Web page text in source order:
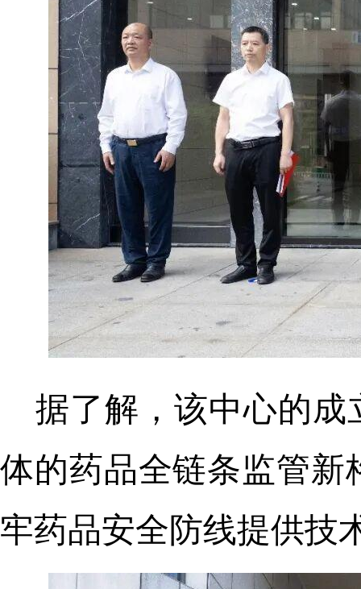
据了解，该中心的成
体的药品全链条监管新
牢药品安全防线提供技